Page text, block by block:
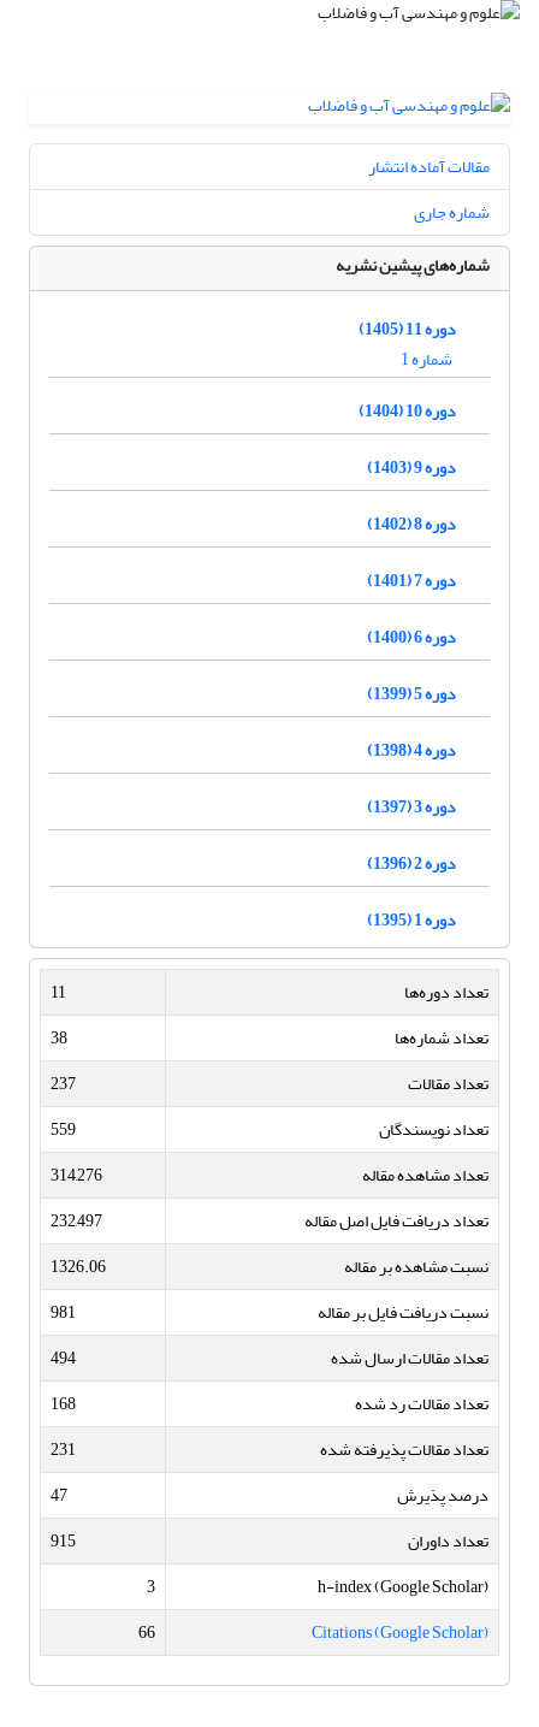
مقالات آماده انتشار
شماره جاری
شماره‌های پیشین نشریه
دوره 11 (1405)
شماره 1
دوره 10 (1404)
دوره 9 (1403)
دوره 8 (1402)
دوره 7 (1401)
دوره 6 (1400)
دوره 5 (1399)
دوره 4 (1398)
دوره 3 (1397)
دوره 2 (1396)
دوره 1 (1395)
تعداد دوره‌ها
11
تعداد شماره‌ها
38
تعداد مقالات
237
تعداد نویسندگان
559
تعداد مشاهده مقاله
314,276
تعداد دریافت فایل اصل مقاله
232,497
نسبت مشاهده بر مقاله
1326.06
نسبت دریافت فایل بر مقاله
981
تعداد مقالات ارسال شده
494
تعداد مقالات رد شده
168
تعداد مقالات پذیرفته شده
231
درصد پذیرش
47
تعداد داوران
915
h-index (Google Scholar)
3
Citations(Google Scholar)
66